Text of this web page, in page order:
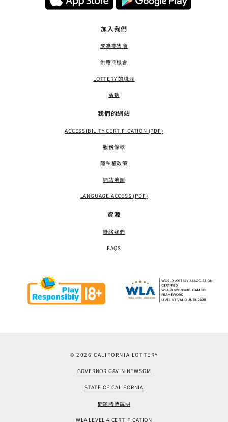
加入我們
成為零售商
供應商機會
LOTTERY 的職涯
活動
我們的網站
ACCESSIBILITY CERTIFICATION (PDF)
服務條款
隱私權政策
網站地圖
LANGUAGE ACCESS (PDF)
資源
聯絡我們
FAQS
© 2026 CALIFORNIA LOTTERY
GOVERNOR GAVIN NEWSOM
STATE OF CALIFORNIA
問題賭博說明
WLA LEVEL 4 CERTIFICATION